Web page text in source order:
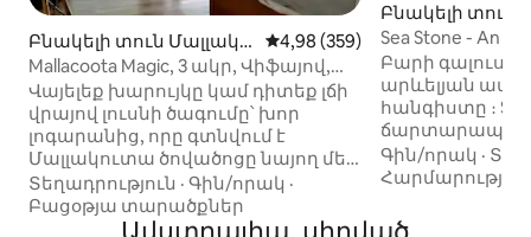
Բնակելի տուն Մալլակո
ւտա-ում
Միջին վարկանիշը՝ 5-ից
4,98 (359)
Mallacoota Magic, 3 ակր, Վիֆայով,
երկտեղանի մահճակալ (180–
220 սմ), էլեկտրամոբիլ
Վայելեք խարույկը կամ դիտեք լճի
վրայով լուսնի ծագումը՝ խոր
լոգարանից, որը գտնվում է
Մալլակուտա ծովածոցը նայող մեր
երեք ակր տարածքում։ Էներգիա
վերականգնեք կենգուրուների,
լիրաբերդերի և արծիվների հետ և
Տեղադրություն · Գին/որակ ·
Բացօթյա տարածքներ
Բնակելի տուն
ւմ
Sea Stone - An
Luxury Stay
Բարի
արևելյան
հանգիստը ։ Sea
օվկիանոսի
տեսարաններ,
Գին/որակ ·